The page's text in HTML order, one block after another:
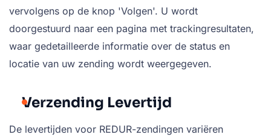
vervolgens op de knop 'Volgen'. U wordt
doorgestuurd naar een pagina met trackingresultaten,
waar gedetailleerde informatie over de status en
locatie van uw zending wordt weergegeven.
Verzending Levertijd
De levertijden voor REDUR-zendingen variëren